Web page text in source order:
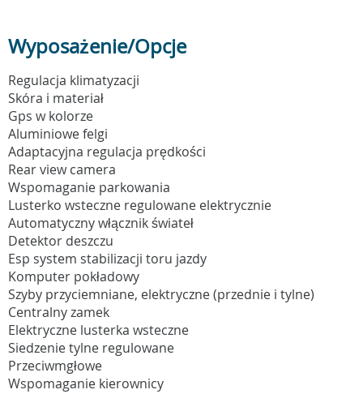
Wyposażenie/Opcje
Regulacja klimatyzacji
Skóra i materiał
Gps w kolorze
Aluminiowe felgi
Adaptacyjna regulacja prędkości
Rear view camera
Wspomaganie parkowania
Lusterko wsteczne regulowane elektrycznie
Automatyczny włącznik świateł
Detektor deszczu
Esp system stabilizacji toru jazdy
Komputer pokładowy
Szyby przyciemniane, elektryczne (przednie i tylne)
Centralny zamek
Elektryczne lusterka wsteczne
Siedzenie tylne regulowane
Przeciwmgłowe
Wspomaganie kierownicy